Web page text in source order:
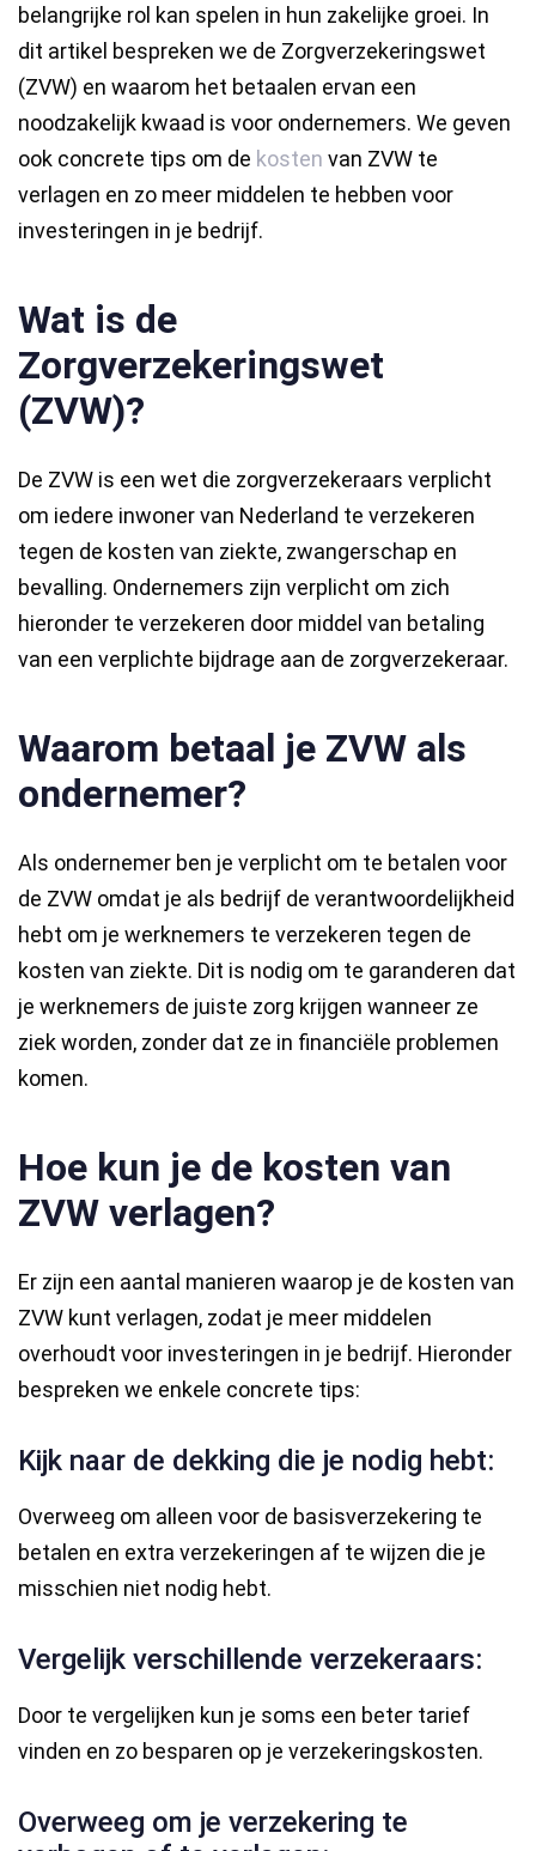
belangrijke rol kan spelen in hun zakelijke groei. In
dit artikel bespreken we de Zorgverzekeringswet
(ZVW) en waarom het betaalen ervan een
noodzakelijk kwaad is voor ondernemers. We geven
ook concrete tips om de kosten van ZVW te
verlagen en zo meer middelen te hebben voor
investeringen in je bedrijf.
Wat is de
Zorgverzekeringswet
(ZVW)?
De ZVW is een wet die zorgverzekeraars verplicht
om iedere inwoner van Nederland te verzekeren
tegen de kosten van ziekte, zwangerschap en
bevalling. Ondernemers zijn verplicht om zich
hieronder te verzekeren door middel van betaling
van een verplichte bijdrage aan de zorgverzekeraar.
Waarom betaal je ZVW als
ondernemer?
Als ondernemer ben je verplicht om te betalen voor
de ZVW omdat je als bedrijf de verantwoordelijkheid
hebt om je werknemers te verzekeren tegen de
kosten van ziekte. Dit is nodig om te garanderen dat
je werknemers de juiste zorg krijgen wanneer ze
ziek worden, zonder dat ze in financiële problemen
komen.
Hoe kun je de kosten van
ZVW verlagen?
Er zijn een aantal manieren waarop je de kosten van
ZVW kunt verlagen, zodat je meer middelen
overhoudt voor investeringen in je bedrijf. Hieronder
bespreken we enkele concrete tips:
Kijk naar de dekking die je nodig hebt:
Overweeg om alleen voor de basisverzekering te
betalen en extra verzekeringen af te wijzen die je
misschien niet nodig hebt.
Vergelijk verschillende verzekeraars:
Door te vergelijken kun je soms een beter tarief
vinden en zo besparen op je verzekeringskosten.
Overweeg om je verzekering te